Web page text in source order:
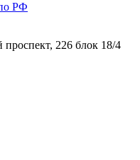
РФ
226 блок 18/4